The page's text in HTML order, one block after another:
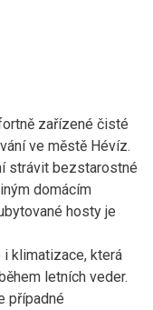
zařízené čisté
ve městě Hévíz.
strávit bezstarostné
domácím
hosty je
i klimatizace, která
letních veder.
případné